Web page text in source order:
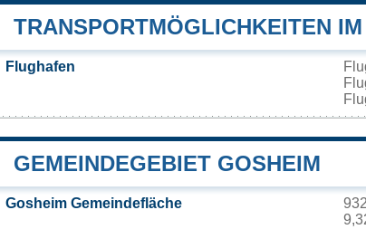
TRANSPORTMÖGLICHKEITEN
Flughafen
GEMEINDEGEBIET GOSHEIM
Gosheim Gemeindefläche